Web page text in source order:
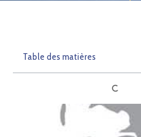
Table des matières